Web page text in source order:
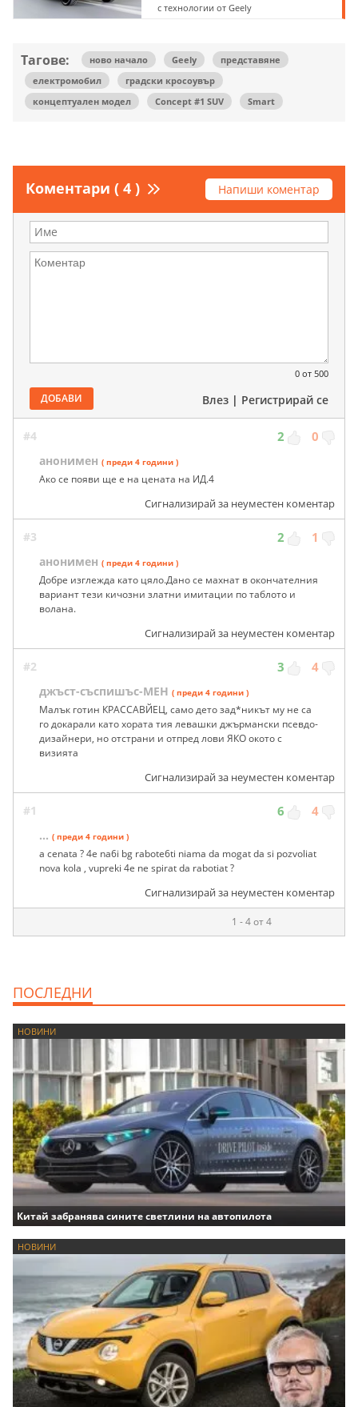
с технологии от Geely
Тагове: ново начало Geely
представяне
електромобил
градски кросоувър
концептуален модел
Concept #1 SUV Smart
Коментари ( 4 ) Напиши коментар
0 от 500
ДОБАВИ Влез | Регистрирай се
#4 2 0
анонимен ( преди 4 години )
Ако се появи ще е на цената на ИД.4
Сигнализирай за неуместен коментар
#3 2 1
анонимен ( преди 4 години )
Добре изглежда като цяло.Дано се махнат в окончателния
вариант тези кичозни златни имитации по таблото и
волана.
Сигнализирай за неуместен коментар
#2 3 4
джъст-съспишъс-МЕН ( преди 4 години )
Малък готин КРАССАВЙЕЦ, само дето зад*никът му не са
го докарали като хората тия левашки джърмански псевдо-
дизайнери, но отстрани и отпред лови ЯКО окото с
визията
Сигнализирай за неуместен коментар
#1 6 4
... ( преди 4 години )
a cenata ? 4e na6i bg rabote6ti niama da mogat da si pozvoliat
nova kola , vupreki 4e ne spirat da rabotiat ?
Сигнализирай за неуместен коментар
1 - 4 от 4
ПОСЛЕДНИ
НОВИНИ
Китай забранява сините светлини на автопилота
НОВИНИ